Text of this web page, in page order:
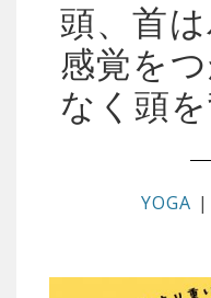
頭、首
感覚を
なく頭
YOGA |